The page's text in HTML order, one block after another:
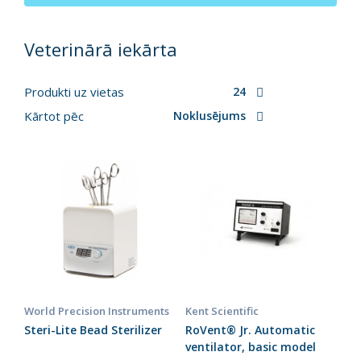
Veterinārā iekārta
Produkti uz vietas 24
Kārtot pēc Noklusējums
World Precision Instruments
Steri-Lite Bead Sterilizer
Kent Scientific
RoVent® Jr. Automatic
ventilator, basic model